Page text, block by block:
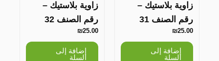
زاوية بلاستيك –
رقم الصنف 31
₪25.00
إضافة إلى
السلة
زاوية بلاستيك –
رقم الصنف 32
₪25.00
إضافة إلى
السلة